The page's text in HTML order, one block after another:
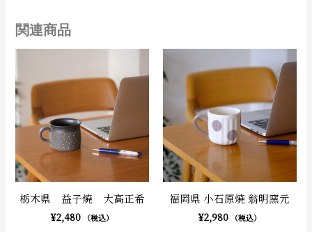
関連商品
栃木県 益子焼 大高正希
¥2,480 （税込）
福岡県 小石原焼 翁明窯元
¥2,980 （税込）